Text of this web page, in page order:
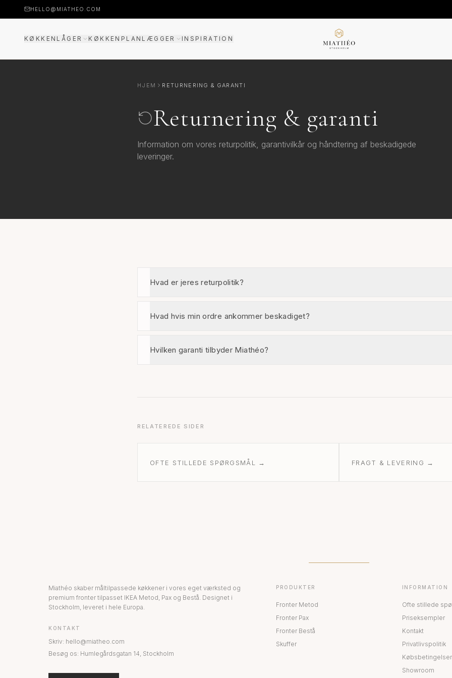
HELLO@MIATHEO.COM
KØKKENLÅGER KØKKENPLANLÆGGER
3D-PLANLÆGGER
INSPIRATION
HJEM RETURNERING & GARANTI
Returnering & garanti
Information om vores returpolitik, garantivilkår og håndtering af beskadigede
leveringer.
Hvad er jeres returpolitik?
Hvad hvis min ordre ankommer beskadiget?
Hvilken garanti tilbyder Miathéo?
RELATEREDE SIDER
OFTE STILLEDE SPØRGSMÅL → FRAGT & LEVERING →
Miathéo skaber måltilpassede køkkener i vores eget værksted og
premium fronter tilpasset IKEA Metod, Pax og Bestå. Designet i
Stockholm, leveret i hele Europa.
KONTAKT
Skriv: hello@miatheo.com
Besøg os: Humlegårdsgatan 14, Stockholm
PRODUKTER
Fronter Metod
Fronter Pax
Fronter Bestå
Skuffer
INFORMATION
Ofte stillede
Priseksempler
Kontakt
Privatlivspolitik
Købsbetingelser
Showroom